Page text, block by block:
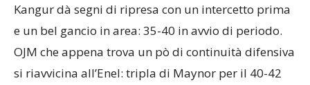
Kangur dà segni di ripresa con un intercetto prima
e un bel gancio in area: 35-40 in avvio di periodo.
OJM che appena trova un pò di continuità difensiva
si riavvicina all’Enel: tripla di Maynor per il 40-42